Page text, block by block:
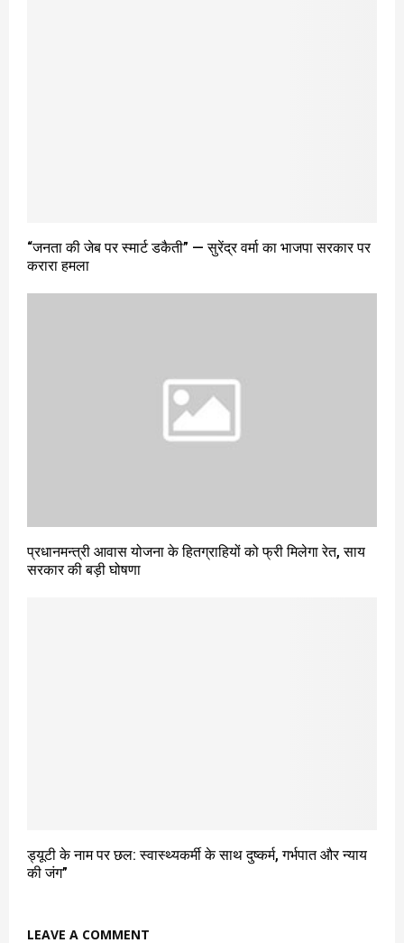
“जनता की जेब पर स्मार्ट डकैती” — सुरेंद्र वर्मा का भाजपा सरकार पर
करारा हमला
प्रधानमन्त्री आवास योजना के हितग्राहियों को फ्री मिलेगा रेत, साय
सरकार की बड़ी घोषणा
ड्यूटी के नाम पर छल: स्वास्थ्यकर्मी के साथ दुष्कर्म, गर्भपात और न्याय
की जंग”
LEAVE A COMMENT